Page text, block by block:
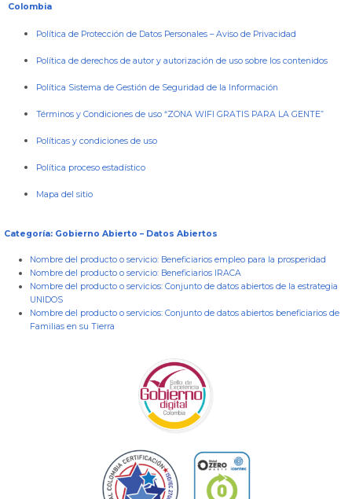
Colombia
Política de Protección de Datos Personales –Aviso de Privacidad
Política de derechos de autor y autorización de uso sobre los contenidos
Política Sistema de Gestión de Seguridad de la Información
Términos y Condiciones de uso “ZONA WIFI GRATIS PARA LA GENTE”
Políticas y condiciones de uso
Política proceso estadístico
Mapa del sitio
Categoría: Gobierno Abierto – Datos Abiertos
Nombre del producto o servicio: Beneficiarios empleo para la prosperidad
Nombre del producto o servicio: Beneficiarios IRACA
Nombre del producto o servicios: Conjunto de datos abiertos de la estrategia
UNIDOS
Nombre del producto o servicios: Conjunto de datos abiertos beneficiarios de
Familias en su Tierra